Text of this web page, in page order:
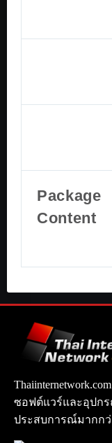
Package
Content
ซอฟต์แวร์และอุปก
ประสบการณ์มากกว่